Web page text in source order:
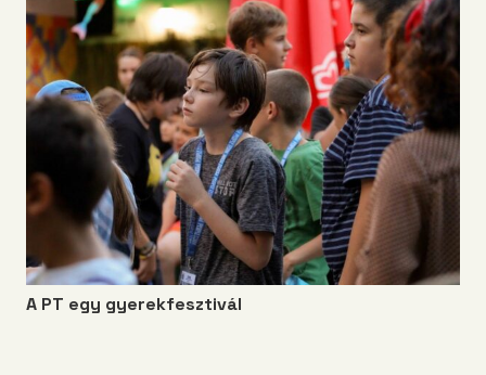
A PT egy gyerekfesztivál